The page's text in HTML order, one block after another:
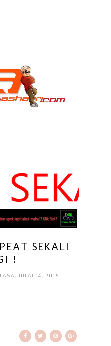
SEKALI
!
JULAI 14, 2015